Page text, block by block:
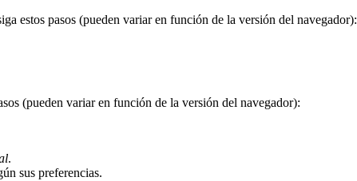
estos pasos (pueden variar en función de la versión del navegador):
(pueden variar en función de la versión del navegador):
.
sus preferencias.